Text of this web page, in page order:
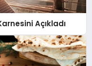
Açıkladı